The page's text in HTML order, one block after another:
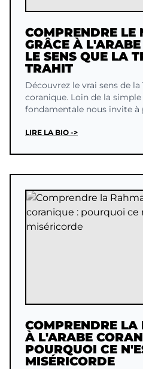
COMPRENDRE LE
GRÂCE À
LE SENS QUE LA
TRAHIT
Découvrez le vrai sens de la
coranique. Loin de la
fondamentale nous invite
LIRE LA BIO ->
COMPRENDRE LA
À L'ARABE
POURQUOI CE
MISÉRICORDE